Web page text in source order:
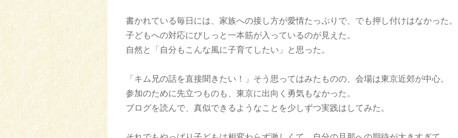
書かれている毎日には、家族への接し方が愛情たっぷりで、でも押し付けはなかった。
子どもへの対応にびしっと一本筋が入っているのが見えた。
自然と「自分もこんな風に子育てしたい」と思った。
「キム兄の話を直接聞きたい！」そう思ってはみたものの、会場は東京近郊が中心。
参加のために先立つものも、東京に出向く勇気もなかった。
ブログを読んで、真似できるようなことを少しずつ実践はしてみた。